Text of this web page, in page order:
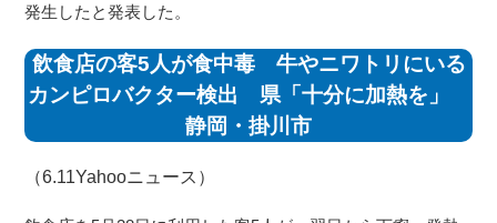
発生したと発表した。
飲食店の客5人が食中毒 牛やニワトリにいる
カンピロバクター検出 県「十分に加熱を」
静岡・掛川市
（6.11Yahooニュース ）